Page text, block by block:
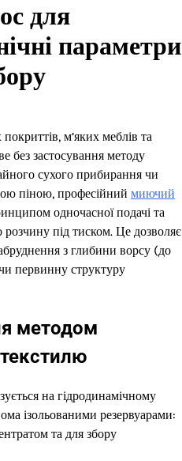
для
параметри
м’яких меблів та
без застосування методу
сухого прибирання чи
піною, професійний миючий
одночасної подачі та
розчину під тиском. Це дозволяє
з глибини ворсу (до
первинну структуру
методом
на гідродинамічному
ізольованими резервуарами:
та для збору